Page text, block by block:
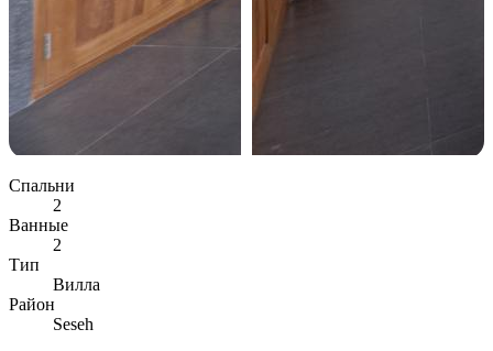
Спальни
2
Ванные
2
Тип
Вилла
Район
Seseh